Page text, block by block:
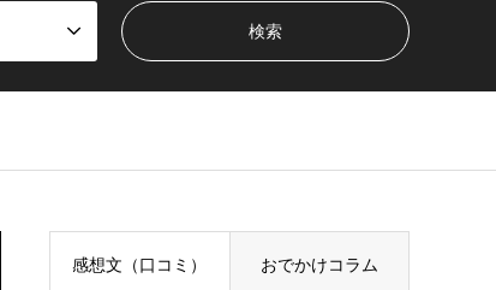
感想文（口コミ） おでかけコラム